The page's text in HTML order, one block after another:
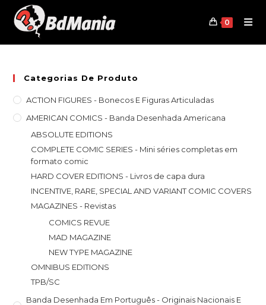
content
0
Categorias De Produto
ACTION FIGURES - Bonecos E Figuras Articuladas
AMERICAN COMICS - Banda Desenhada Americana
ABSOLUTE EDITIONS
COMPLETE COMIC SERIES - Mini séries completas em
formato comic
HARD COVER EDITIONS - Livros de capa dura
INCENTIVE, RARE, SPECIAL AND VARIANT COMIC COVERS
MAGAZINES - Revistas
COMICS REVUE
MAD MAGAZINE
NEW TYPE MAGAZINE
OMNIBUS EDITIONS
TPB/SC
Banda Desenhada Em Português - Originais Nacionais E